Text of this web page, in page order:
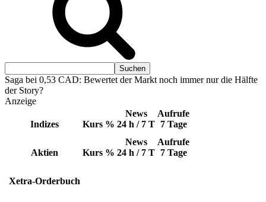
Saga bei 0,53 CAD: Bewertet der Markt noch immer nur die Hälfte
der Story?
Anzeige
Indizes Kurs %
News
24 h / 7 T
Aufrufe
7 Tage
Aktien Kurs %
News
24 h / 7 T
Aufrufe
7 Tage
Xetra-Orderbuch